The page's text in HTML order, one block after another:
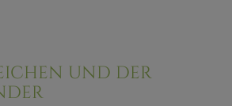
UND DER